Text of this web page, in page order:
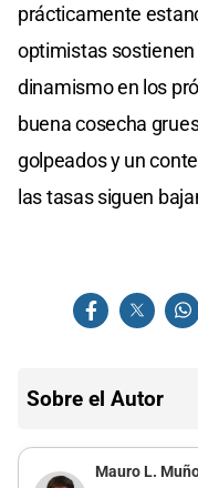
prácticamente
optimistas
dinamismo en los
buena cosecha
golpeados y un
las tasas siguen
Sobre el Autor
Mauro L.